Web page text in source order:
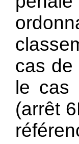
cas de
le cas
(arrêt